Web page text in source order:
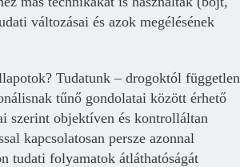
változásai és azok megélésének
Tudatunk – drogoktól független
tűnő gondolatai között érhető
szerint objektíven és kontrolláltan
kapcsolatosan persze azonnal
tudati folyamatok átláthatóságát